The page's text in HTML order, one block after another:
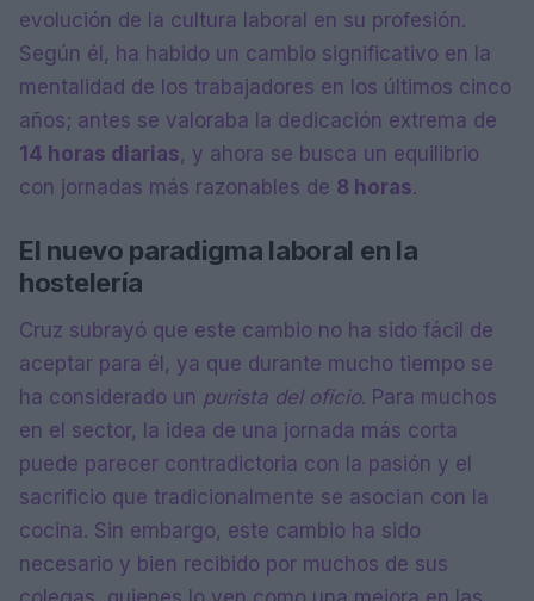
evolución de la cultura laboral en su profesión.
Según él, ha habido un cambio significativo en la
mentalidad de los trabajadores en los últimos cinco
años; antes se valoraba la dedicación extrema de
14 horas diarias, y ahora se busca un equilibrio
con jornadas más razonables de 8 horas.
El nuevo paradigma laboral en la
hostelería
Cruz subrayó que este cambio no ha sido fácil de
aceptar para él, ya que durante mucho tiempo se
ha considerado un purista del oficio. Para muchos
en el sector, la idea de una jornada más corta
puede parecer contradictoria con la pasión y el
sacrificio que tradicionalmente se asocian con la
cocina. Sin embargo, este cambio ha sido
necesario y bien recibido por muchos de sus